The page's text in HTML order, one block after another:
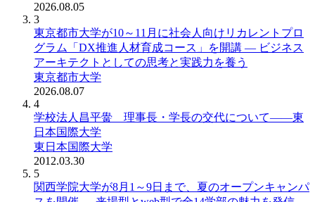
2026.08.05
3
東京都市大学が10～11月に社会人向けリカレントプロ
グラム「DX推進人材育成コース」を開講 ― ビジネス
アーキテクトとしての思考と実践力を養う
東京都市大学
2026.08.07
4
学校法人昌平黌 理事長・学長の交代について――東
日本国際大学
東日本国際大学
2012.03.30
5
関西学院大学が8月1～9日まで、夏のオープンキャンパ